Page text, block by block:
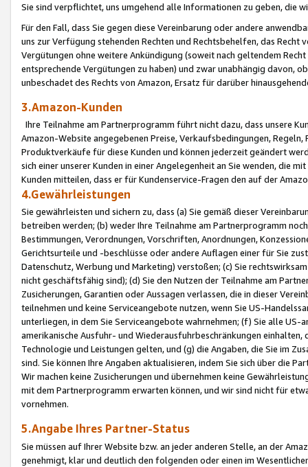
Sie sind verpflichtet, uns umgehend alle Informationen zu geben, die
Für den Fall, dass Sie gegen diese Vereinbarung oder andere
uns zur Verfügung stehenden Rechten und Rechtsbehelfen, das
Vergütungen ohne weitere Ankündigung (soweit nach geltendem
entsprechende Vergütungen zu haben) und zwar unabhängig davon,
unbeschadet des Rechts von Amazon, Ersatz für darüber
3.Amazon-Kunden
Ihre Teilnahme am Partnerprogramm führt nicht dazu, dass unsere
Amazon-Website angegebenen Preise, Verkaufsbedingungen,
Produktverkäufe für diese Kunden und können jederzeit geändert
sich einer unserer Kunden in einer Angelegenheit an Sie wenden, die
Kunden mitteilen, dass er für Kundenservice-Fragen den auf der
4.Gewährleistungen
Sie gewährleisten und sichern zu, dass (a) Sie gemäß dieser
betreiben werden; (b) weder Ihre Teilnahme am Partnerprogramm
Bestimmungen, Verordnungen, Vorschriften, Anordnungen,
Gerichtsurteile und -beschlüsse oder andere Auflagen einer für Sie
Datenschutz, Werbung und Marketing) verstoßen; (c) Sie
nicht geschäftsfähig sind); (d) Sie den Nutzen der Teilnahme am
Zusicherungen, Garantien oder Aussagen verlassen, die in dieser
teilnehmen und keine Serviceangebote nutzen, wenn Sie US-
unterliegen, in dem Sie Serviceangebote wahrnehmen; (f) Sie alle
amerikanische Ausfuhr- und Wiederausfuhrbeschränkungen
Technologie und Leistungen gelten, und (g) die Angaben, die Sie im
sind. Sie können Ihre Angaben aktualisieren, indem Sie sich über die
Wir machen keine Zusicherungen und übernehmen keine
mit dem Partnerprogramm erwarten können, und wir sind nicht für
vornehmen.
5.Angabe Ihres Partner-Status
Sie müssen auf Ihrer Website bzw. an jeder anderen Stelle, an der
genehmigt, klar und deutlich den folgenden oder einen im